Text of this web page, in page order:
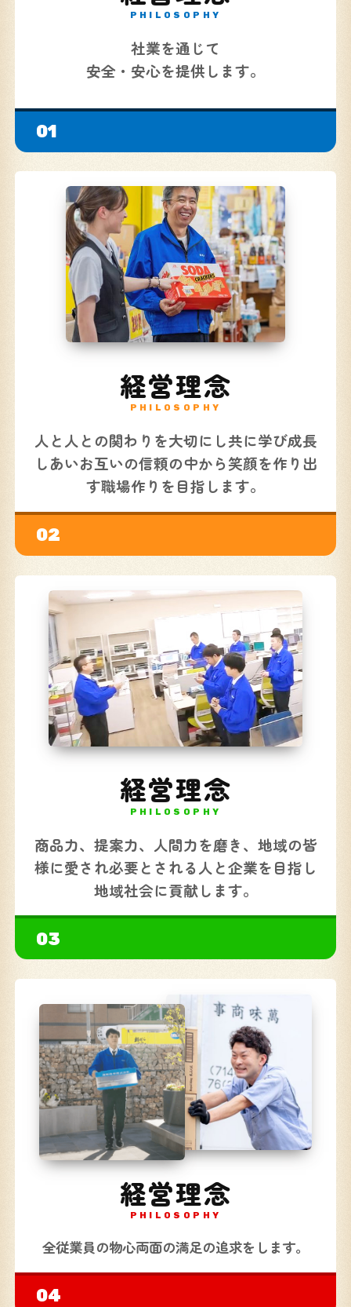
PHILOSOPHY
社業を通じて
安全・安心を提供します。
01
経営理念
PHILOSOPHY
人と人との関わりを大切にし共に学び成長
しあいお互いの信頼の中から笑顔を作り出
す職場作りを目指します。
02
経営理念
PHILOSOPHY
商品力、提案力、人間力を磨き、地域の皆
様に愛され必要とされる人と企業を目指し
地域社会に貢献します。
03
経営理念
PHILOSOPHY
全従業員の物心両面の満足の追求をします。
04